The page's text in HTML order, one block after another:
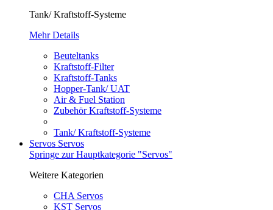
Tank/ Kraftstoff-Systeme
Mehr Details
Beuteltanks
Kraftstoff-Filter
Kraftstoff-Tanks
Hopper-Tank/ UAT
Air & Fuel Station
Zubehör Kraftstoff-Systeme
Tank/ Kraftstoff-Systeme
Servos Servos
Springe zur Hauptkategorie "Servos"
Weitere Kategorien
CHA Servos
KST Servos